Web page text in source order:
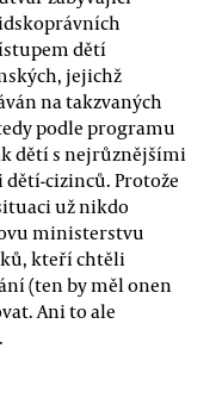
dětí
jejichž
na takzvaných
podle programu
dětí s nejrůznějšími
cizinců. Protože
už nikdo
ministerstvu
kteří chtěli
(ten by měl onen
Ani to ale